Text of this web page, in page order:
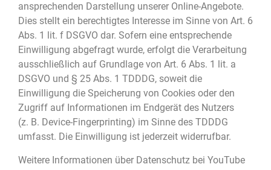
ansprechenden Darstellung unserer Online-Angebote.
Dies stellt ein berechtigtes Interesse im Sinne von Art. 6
Abs. 1 lit. f DSGVO dar. Sofern eine entsprechende
Einwilligung abgefragt wurde, erfolgt die Verarbeitung
ausschließlich auf Grundlage von Art. 6 Abs. 1 lit. a
DSGVO und § 25 Abs. 1 TDDDG, soweit die
Einwilligung die Speicherung von Cookies oder den
Zugriff auf Informationen im Endgerät des Nutzers
(z. B. Device-Fingerprinting) im Sinne des TDDDG
umfasst. Die Einwilligung ist jederzeit widerrufbar.
Weitere Informationen über Datenschutz bei YouTube